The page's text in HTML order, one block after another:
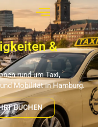
&
rund um Taxi,
Mobilität in Hamburg.
BUCHEN